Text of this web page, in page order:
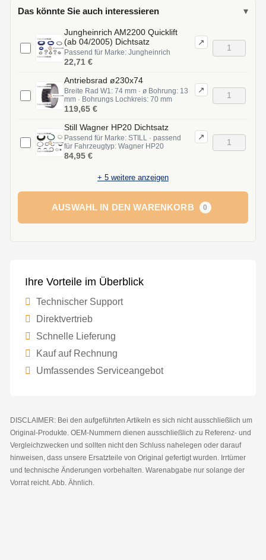
Das könnte Sie auch interessieren ▾
Jungheinrich AM2200 Quicklift
(ab 04/2005) Dichtsatz
Passend für Marke: Jungheinrich
↗
22,71 €
Antriebsrad ø230x74
Breite Rad W1: 74 mm · ø Bohrung: 13
mm · Bohrungs Lochkreis: 70 mm
↗
119,65 €
Still Wagner HP20 Dichtsatz
Passend für Marke: STILL · passend
für Fahrzeugtyp: Wagner HP20
↗
84,95 €
+ 5 weitere anzeigen
AUSWAHL IN DEN WARENKORB 0
Ihre Vorteile im Überblick
Technischer Support
Direktvertrieb
Schnelle Lieferung
Kauf auf Rechnung
Umfassendes Serviceangebot
DISCLAIMER: Bei den aufgeführten Artikeln es sich nicht ausschließlich um
Original-Produkte. OEM-Nummern dienen ausschließlich zu Referenz- und
Vergleichzwecken und sollten nicht den Schluss nahelegen oder darauf
hinweisen, dass unsere Ersatzteile von Original gefertigt wurden. Irrtümer
und technische Änderungen vorbehalten. Warenabgabe nur solange der
Vorrat reicht. Abb. Ähnlich.